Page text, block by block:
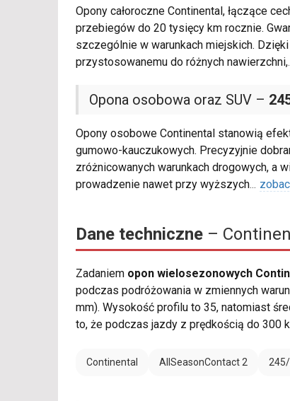
Opony całoroczne Continental, łączące
przebiegów do 20 tysięcy km rocznie.
szczególnie w warunkach miejskich.
przystosowanemu do różnych nawierzchni,
Opona osobowa oraz SUV –
Opony osobowe Continental stanowią
gumowo-kauczukowych. Precyzyjnie
zróżnicowanych warunkach drogowych, a
prowadzenie nawet przy wyższych...
Dane techniczne –
Zadaniem opon wielosezonowych
podczas podróżowania w zmiennych
mm). Wysokość profilu to 35, natomiast
to, że podczas jazdy z prędkością do 300
Continental AllSeasonContact 2